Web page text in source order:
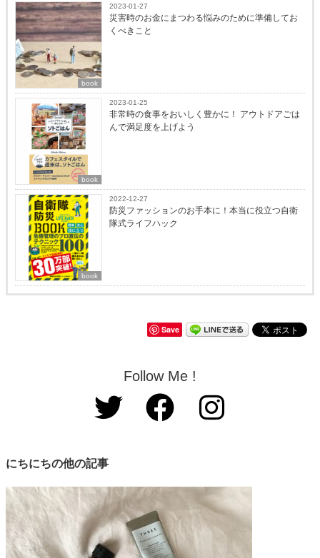
book
2023-01-27
災害時のお金にまつわる悩みのために準備してお
くべきこと
book
2023-01-25
非常時の食事をおいしく豊かに！ アウトドアごは
んで満足度を上げよう
book
2022-12-27
防災ファッションのお手本に！本当に役立つ自衛
隊式ライフハック
Save
Follow Me !
にちにちの他の記事